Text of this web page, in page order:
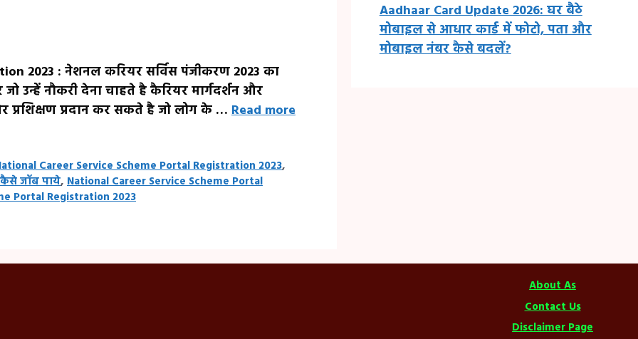
2023 : नेशनल करियर सर्विस पंजीकरण 2023 का
उन्हें नौकरी देना चाहते है कैरियर मार्गदर्शन और
प्रशिक्षण प्रदान कर सकते है जो लोग के … Read more
Career Service Scheme Portal Registration 2023,
जॉब पाये, National Career Service Scheme Portal
Portal Registration 2023
Aadhaar Card Update 2026: घर बैठे
मोबाइल से आधार कार्ड में फोटो, पता और
मोबाइल नंबर कैसे बदलें?
About As
Contact Us
Disclaimer Page